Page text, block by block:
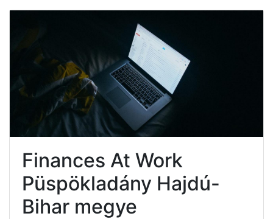
Finances At Work
Püspökladány Hajdú-
Bihar megye